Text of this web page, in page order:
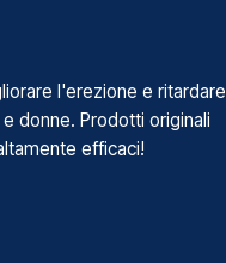
l'erezione e ritardare
donne. Prodotti originali
efficaci!